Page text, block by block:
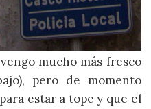
mucho más fresco
pero de momento
estar a tope y que el